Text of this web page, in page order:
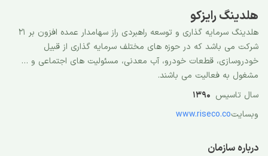
هلدینگ رایزکو
هلدینگ سرمایه گذاری و توسعه راهبردی راز سهامدار عمده افزون بر 21
شرکت می باشد که در حوزه های مختلف سرمایه گذاری از قبیل
خودروسازی، قطعات خودرو، آب معدنی، مسئولیت های اجتماعی و …
مشغول به فعالیت می باشند.
سال تاسیس 1390
وبسایتwww.riseco.co
درباره سازمان